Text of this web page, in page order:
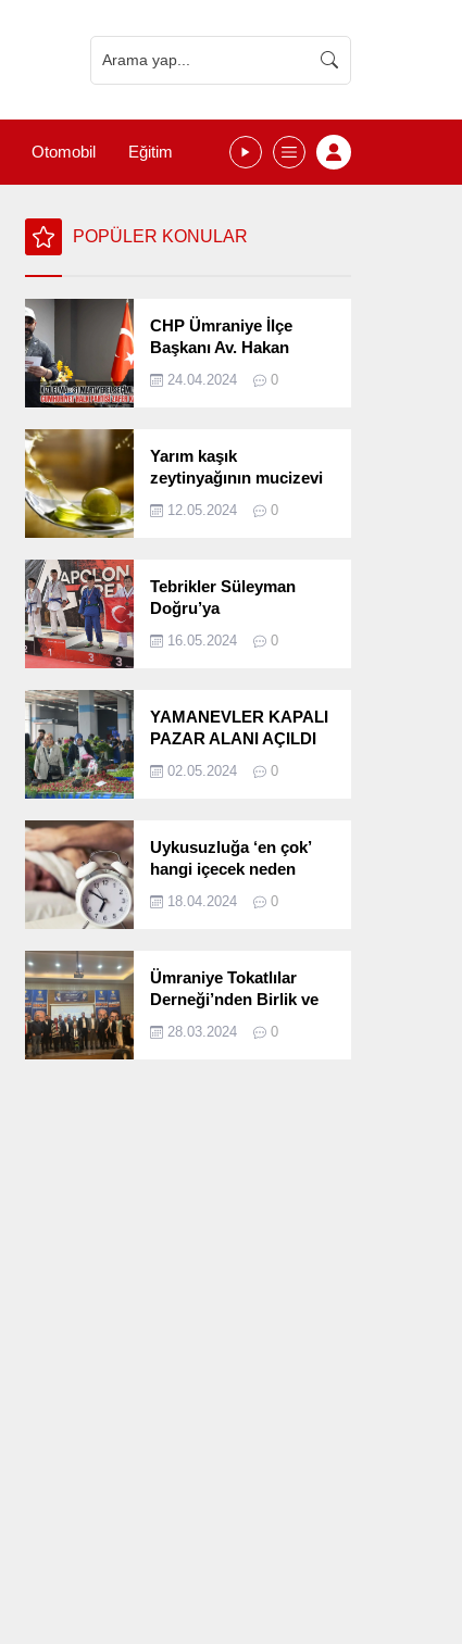
Otomobil Eğitim
POPÜLER KONULAR
CHP Ümraniye İlçe
Başkanı Av. Hakan
Seçimlerini
24.04.2024 0
Yarım kaşık
zeytinyağının mucizevi
12.05.2024 0
Tebrikler Süleyman
Doğru’ya
16.05.2024 0
YAMANEVLER KAPALI
PAZAR ALANI AÇILDI
02.05.2024 0
Uykusuzluğa ‘en çok’
hangi içecek neden
18.04.2024 0
Ümraniye Tokatlılar
Derneği’nden Birlik ve
Programı
28.03.2024 0